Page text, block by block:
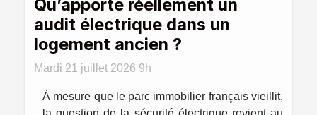
Qu’apporte réellement un
audit électrique dans un
logement ancien ?
Mardi 21 juillet 2026 9h
À mesure que le parc immobilier français vieillit,